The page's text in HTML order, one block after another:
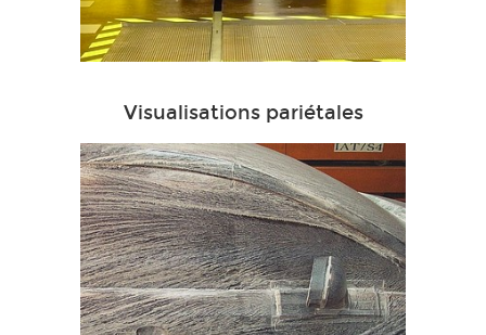
Visualisations pariétales